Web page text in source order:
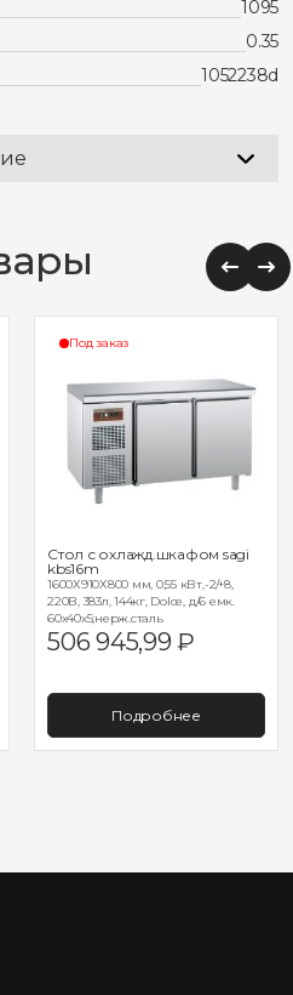
1095
0.35
1052238d
Под заказ
Стол с охлажд.шкафом sagi
kbs16m
1600Х910Х800 мм, 0,55 кВт,-2/+8,
220В, 383л, 144кг, Dolce, д/6 емк.
60х40х5;нерж.сталь
506 945,99₽
Подробнее